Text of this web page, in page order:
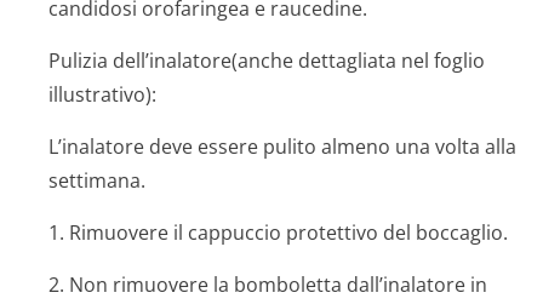
candidosi orofaringea e raucedine.
Pulizia dell’inalatore(an­che dettagliata nel foglio
illustrativo):
L’inalatore deve essere pulito almeno una volta alla
settimana.
1. Rimuovere il cappuccio protettivo del boccaglio.
2. Non rimuovere la bomboletta dall’inalatore in